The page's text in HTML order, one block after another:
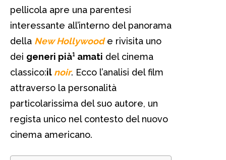
pellicola apre una parentesi
interessante all’interno del panorama
della New Hollywoode rivisita uno
dei generi pià¹ amati del cinema
classico:il noir. Ecco l’analisi del film
attraverso la personalità
particolarissima del suo autore, un
regista unico nel contesto del nuovo
cinema americano.